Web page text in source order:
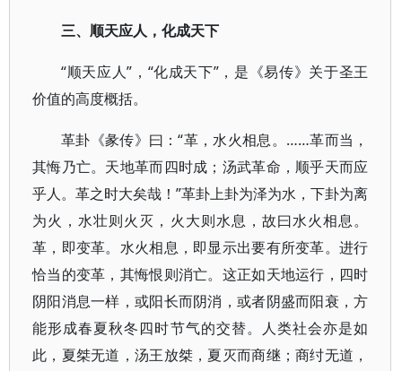
三、顺天应人，化成天下
“顺天应人”，“化成天下”，是《易传》关于圣王
价值的高度概括。
革卦《彖传》曰：“革，水火相息。……革而当，
其悔乃亡。天地革而四时成；汤武革命，顺乎天而应
乎人。革之时大矣哉！”革卦上卦为泽为水，下卦为离
为火，水壮则火灭，火大则水息，故曰水火相息。
革，即变革。水火相息，即显示出要有所变革。进行
恰当的变革，其悔恨则消亡。这正如天地运行，四时
阴阳消息一样，或阳长而阴消，或者阴盛而阳衰，方
能形成春夏秋冬四时节气的交替。人类社会亦是如
此，夏桀无道，汤王放桀，夏灭而商继；商纣无道，